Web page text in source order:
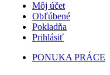
Môj účet
Obľúbené
Pokladňa
Prihlásiť
PONUKA PRÁCE